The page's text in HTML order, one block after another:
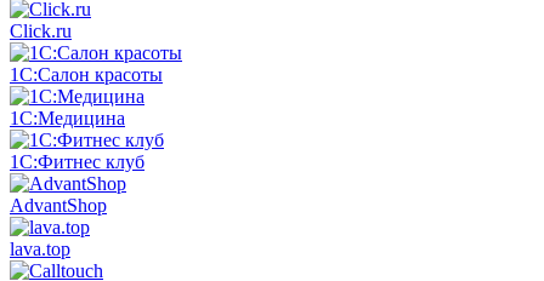
Click.ru
1С:Салон красоты
1С:Медицина
1С:Фитнес клуб
AdvantShop
lava.top